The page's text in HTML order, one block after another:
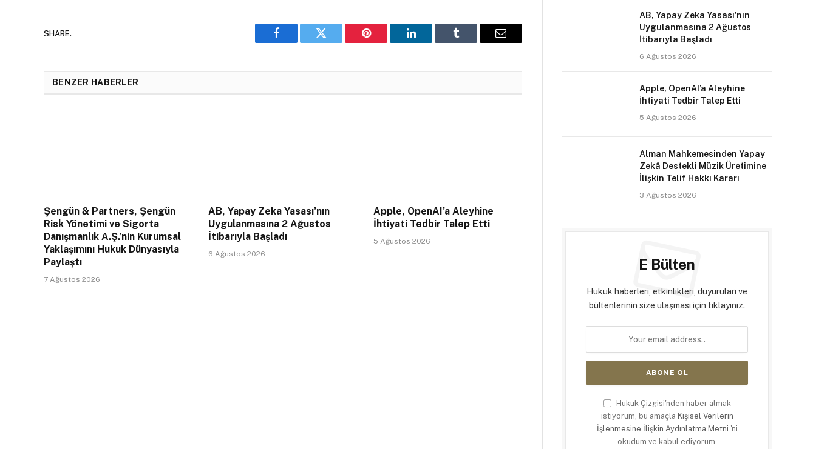
SHARE.
Facebook Twitter Pinterest LinkedIn Tumblr Email
BENZER HABERLER
Şengün & Partners, Şengün
Risk Yönetimi ve Sigorta
Danışmanlık A.Ş.’nin Kurumsal
Yaklaşımını Hukuk Dünyasıyla
Paylaştı
7 Ağustos 2026
AB, Yapay Zeka Yasası’nın
Uygulanmasına 2 Ağustos
İtibarıyla Başladı
6 Ağustos 2026
Apple, OpenAI’a Aleyhine
İhtiyati Tedbir Talep Etti
5 Ağustos 2026
AB, Yapay Zeka Yasası’nın
Uygulanmasına 2 Ağustos
İtibarıyla Başladı
6 Ağustos 2026
Apple, OpenAI’a Aleyhine
İhtiyati Tedbir Talep Etti
5 Ağustos 2026
Alman Mahkemesinden Yapay
Zekâ Destekli Müzik Üretimine
İlişkin Telif Hakkı Kararı
3 Ağustos 2026
E Bülten
Hukuk haberleri, etkinlikleri, duyuruları ve
bültenlerinin size ulaşması için tıklayınız.
Hukuk Çizgisi'nden haber almak
istiyorum, bu amaçla Kişisel Verilerin
İşlenmesine İlişkin Aydınlatma Metni 'ni
okudum ve kabul ediyorum.